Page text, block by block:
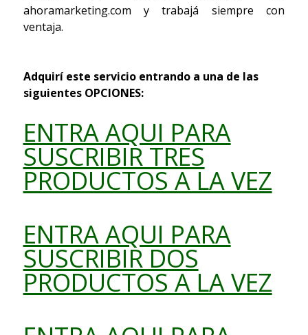
ahoramarketing.com y trabajá siempre con
ventaja.
Adquirí este servicio entrando a una de las
siguientes OPCIONES:
ENTRA AQUI PARA
SUSCRIBIR TRES
PRODUCTOS A LA VEZ
ENTRA AQUI PARA
SUSCRIBIR DOS
PRODUCTOS A LA VEZ